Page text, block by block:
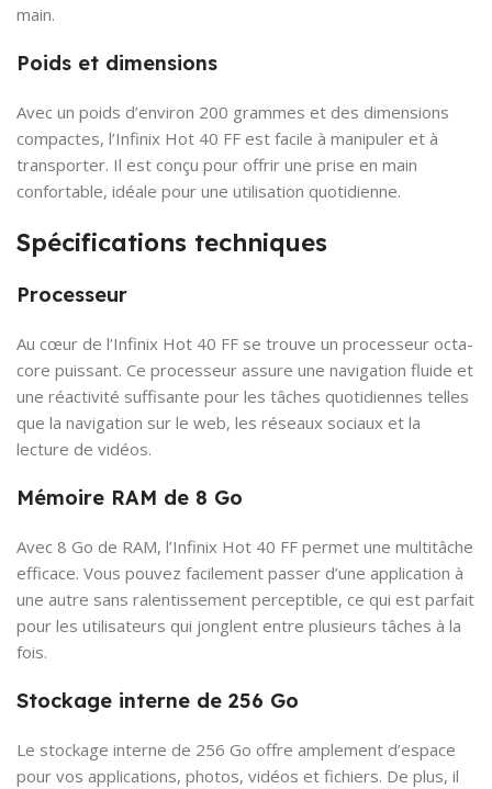
main.
Poids et dimensions
Avec un poids d’environ 200 grammes et des dimensions
compactes, l’Infinix Hot 40 FF est facile à manipuler et à
transporter. Il est conçu pour offrir une prise en main
confortable, idéale pour une utilisation quotidienne.
Spécifications techniques
Processeur
Au cœur de l’Infinix Hot 40 FF se trouve un processeur octa-
core puissant. Ce processeur assure une navigation fluide et
une réactivité suffisante pour les tâches quotidiennes telles
que la navigation sur le web, les réseaux sociaux et la
lecture de vidéos.
Mémoire RAM de 8 Go
Avec 8 Go de RAM, l’Infinix Hot 40 FF permet une multitâche
efficace. Vous pouvez facilement passer d’une application à
une autre sans ralentissement perceptible, ce qui est parfait
pour les utilisateurs qui jonglent entre plusieurs tâches à la
fois.
Stockage interne de 256 Go
Le stockage interne de 256 Go offre amplement d’espace
pour vos applications, photos, vidéos et fichiers. De plus, il